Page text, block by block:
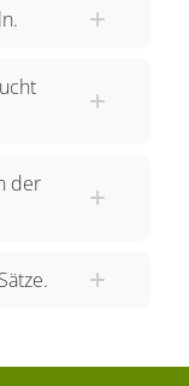
"I will".
muss
du bei
nehmen
heißt "Platz
der